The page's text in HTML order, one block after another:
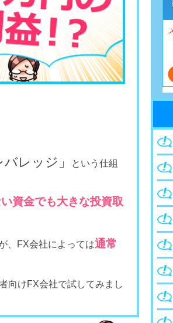
バレッジ」
という仕組
資金でも大きな投資取
、FX会社によっては通常
向けFX会社で試してみまし